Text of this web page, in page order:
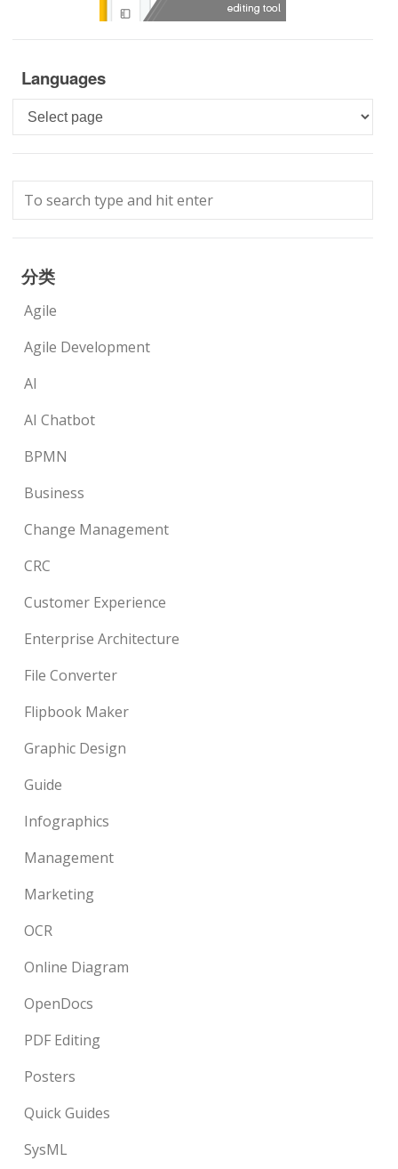
Languages
Languages
分类
Agile
Agile Development
AI
AI Chatbot
BPMN
Business
Change Management
CRC
Customer Experience
Enterprise Architecture
File Converter
Flipbook Maker
Graphic Design
Guide
Infographics
Management
Marketing
OCR
Online Diagram
OpenDocs
PDF Editing
Posters
Quick Guides
SysML